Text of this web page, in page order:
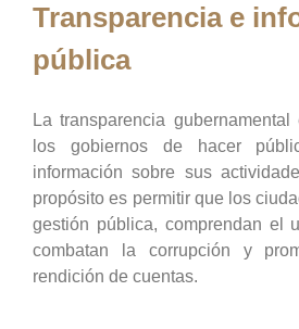
Transparencia e
pública
La transparencia
los gobiernos de hacer
información sobre sus
propósito es permitir que los
gestión pública, comprendan el
combatan la corrupción y
rendición de cuentas.